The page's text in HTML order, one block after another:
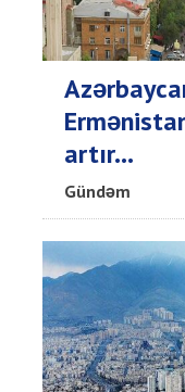
artır...
Gündəm